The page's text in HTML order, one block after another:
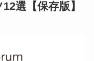
選【保存版】